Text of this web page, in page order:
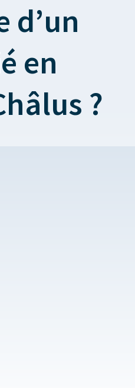
d’un
en
?